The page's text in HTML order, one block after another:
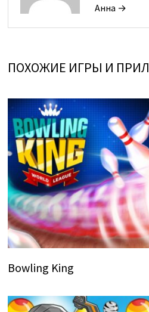
Анна →
ПОХОЖИЕ ИГРЫ И
Bowling King